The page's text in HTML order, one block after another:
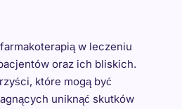
w leczeniu
oraz ich bliskich.
które mogą być
uniknąć skutków